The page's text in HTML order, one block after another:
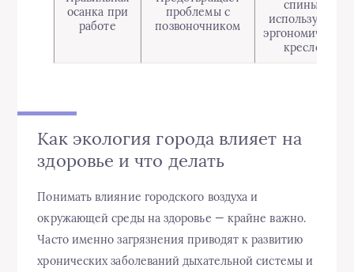
осанка при
работе
проблемы с
позвоночником
спины,
используйте
эргономичное
кресло
Как экология города влияет на
здоровье и что делать
Понимать влияние городского воздуха и
окружающей среды на здоровье — крайне важно.
Часто именно загрязнения приводят к развитию
хронических заболеваний дыхательной системы и